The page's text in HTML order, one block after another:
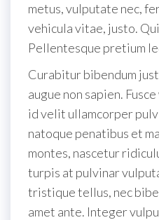
metus, vulputate nec,
vehicula vitae, justo.
Pellentesque pretium
Curabitur bibendum
augue non sapien.
id velit ullamcorper
natoque penatibus et
montes, nascetur
turpis at pulvinar
tristique tellus, nec
amet ante. Integer